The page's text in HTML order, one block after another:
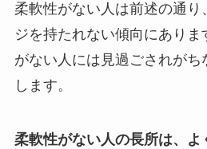
柔軟性がない人は前述の通り
ジを持たれない傾向にあり
がない人には見過ごされがち
します。
柔軟性がない人の長所は、よ